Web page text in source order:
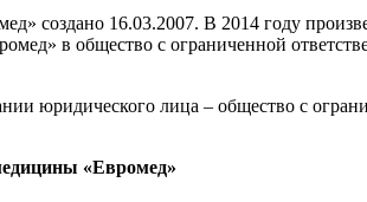
создано 16.03.2007. В 2014 году
в общество с ограниченной
юридического лица – общество с
«Евромед»